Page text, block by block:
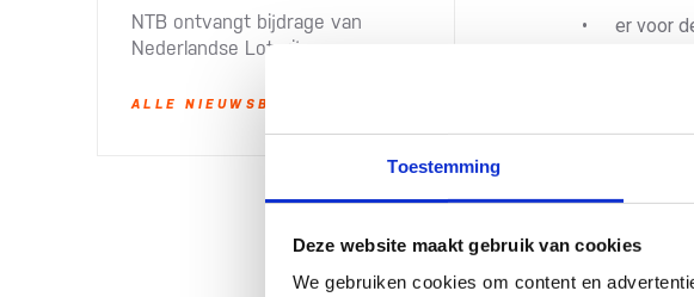
Toestemming
Deze website maakt gebruik van cookies
We gebruiken cookies om content en
NTB ontvangt bijdrage van
Nederlandse Loterij​
ALLE NIEUWSBERICHTEN
er voor
voor
er geen